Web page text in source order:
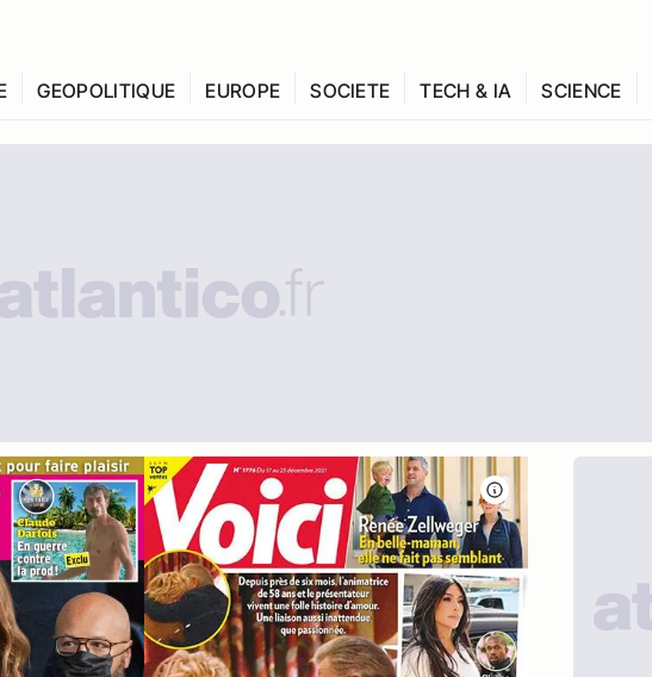
GEOPOLITIQUE EUROPE SOCIETE TECH & IA SCIENCE